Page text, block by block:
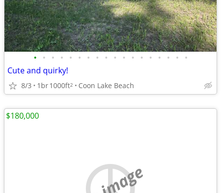
• • • • • • • • • • • • • • • • • •
Cute and quirky!
8/3 1br1000ft2 Coon Lake Beach
$180,000